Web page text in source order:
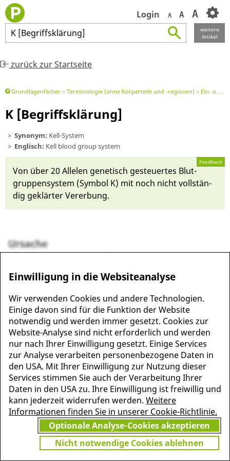
Login A A A
K [Begriffsklärung]
weitere
Artikel
zurück zur Startseite
Grundlagenfächer Terminologie (ohne Körperteile und -regionen) Ein- o. Zweibuchstaben-Begriff o. Abk.
K [Begriffsklärung]
Synonym: Kell-System
Englisch: Kell blood group system
Feedback
Von ü­ber 20 Al­le­len genetisch ge­steuertes Blut­
gruppensystem (Symbol K) mit noch nicht vollstän­
dig ge­klär­ter Ver­er­bung.
MEHR INFORMATIONEN
ZU PSCHYREMBEL
JETZT
GRATIS TESTEN
Vielen Dank für Ihr Interesse
am Pschyrembel! Wenn Sie
unbegrenzten Zugang zu
Pschyrembel Online möchten,
Einwilligung in die Websiteanalyse
Wir verwenden Cookies und andere Technologien.
Einige davon sind für die Funktion der Website
notwendig und werden immer gesetzt. Cookies zur
Website-Analyse sind nicht erforderlich und werden
nur nach Ihrer Einwilligung gesetzt. Einige Services
zur Analyse verarbeiten personenbezogene Daten in
den USA. Mit Ihrer Einwilligung zur Nutzung dieser
Services stimmen Sie auch der Verarbeitung Ihrer
Daten in den USA zu. Ihre Einwilligung ist freiwillig und
kann jederzeit widerrufen werden. Weitere
Informationen finden Sie in unserer Cookie-Richtlinie.
Optionale Analyse-Cookies akzeptieren
Nicht notwendige Cookies ablehnen